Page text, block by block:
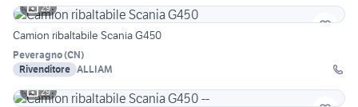
29
Camion ribaltabile Scania G450
Peveragno(CN)
Rivenditore ALLIAM
29